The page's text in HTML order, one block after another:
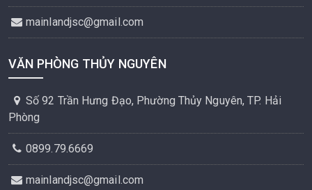
mainlandjsc@gmail.com
VĂN PHÒNG THỦY NGUYÊN
Số 92 Trần Hưng Đạo, Phường Thủy Nguyên, TP. Hải
Phòng
0899.79.6669
mainlandjsc@gmail.com